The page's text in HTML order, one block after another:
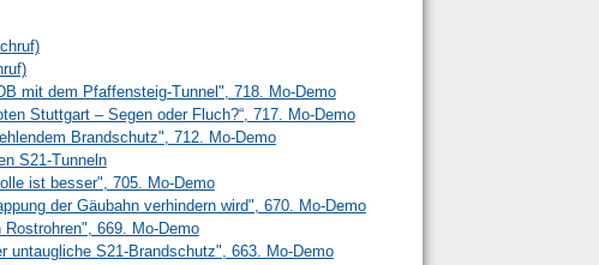
mit dem Pfaffensteig-Tunnel", 718. Mo-Demo
Stuttgart – Segen oder Fluch?“, 717. Mo-Demo
Brandschutz", 712. Mo-Demo
S21-Tunneln
ist besser", 705. Mo-Demo
der Gäubahn verhindern wird", 670. Mo-Demo
669. Mo-Demo
untaugliche S21-Brandschutz", 663. Mo-Demo